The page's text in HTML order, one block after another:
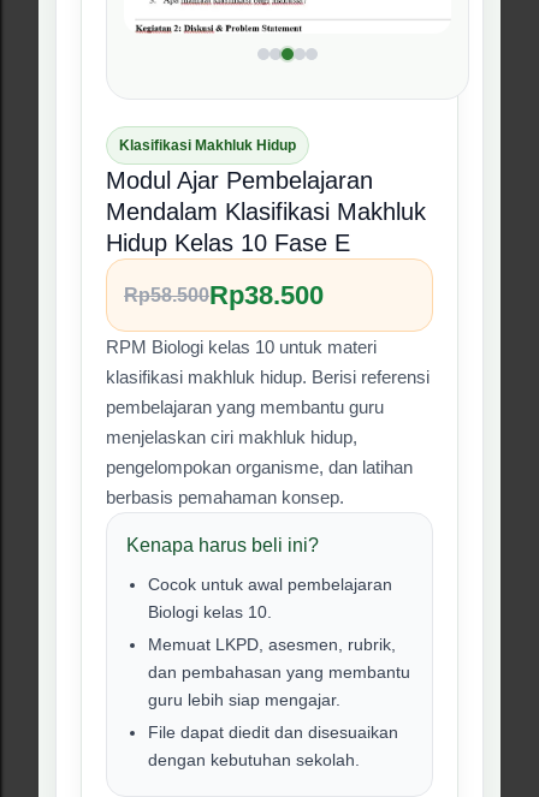
RPM Biologi kelas 10 untuk materi
klasifikasi makhluk hidup. Berisi referensi
pembelajaran yang membantu guru
pengelompokan organisme, dan latihan
berbasis pemahaman konsep.
Kenapa harus beli ini?
Cocok untuk awal pembelajaran
Biologi kelas 10.
dan pembahasan yang membantu
guru lebih siap mengajar.
File dapat diedit dan disesuaikan
dengan kebutuhan sekolah.
Tanya via WhatsApp
Beli di Lynk.id
#02 Produk RPM
❮